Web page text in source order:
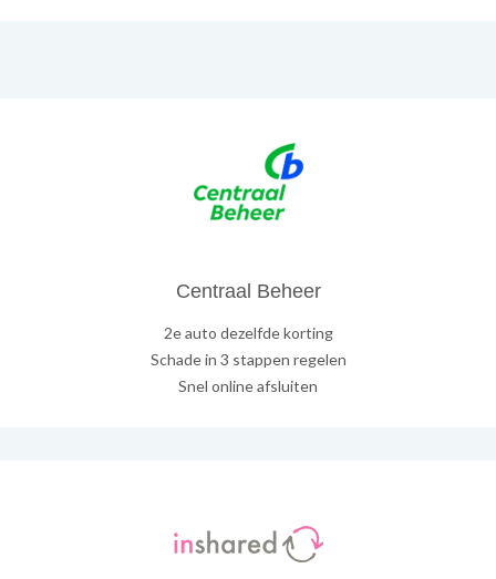
Centraal Beheer
2e auto dezelfde korting
Schade in 3 stappen regelen
Snel online afsluiten